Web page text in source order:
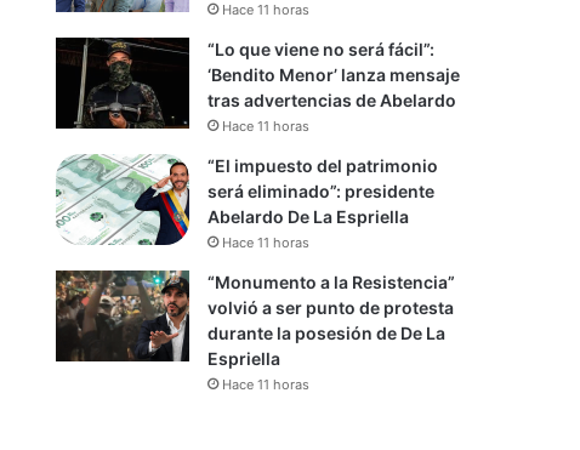
Hace 11 horas
“Lo que viene no será fácil”:
‘Bendito Menor’ lanza mensaje
tras advertencias de Abelardo
Hace 11 horas
“El impuesto del patrimonio
será eliminado”: presidente
Abelardo De La Espriella
Hace 11 horas
“Monumento a la Resistencia”
volvió a ser punto de protesta
durante la posesión de De La
Espriella
Hace 11 horas